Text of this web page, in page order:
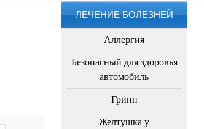
ЛЕЧЕНИЕ БОЛЕЗНЕЙ
Аллергия
Безопасный для здоровья
автомобиль
Грипп
Желтушка у